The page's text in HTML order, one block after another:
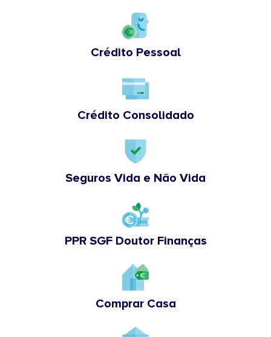
Crédito Pessoal
Crédito Consolidado
Seguros Vida e Não Vida
PPR SGF Doutor Finanças
Comprar Casa